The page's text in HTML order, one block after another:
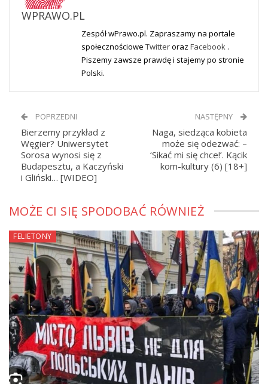
WPRAWO.PL
Zespół wPrawo.pl. Zapraszamy na portale
społecznościowe Twitteroraz Facebook .
Piszemy zawsze prawdę i stajemy po stronie
Polski.
POPRZEDNI
Bierzemy przykład z
Węgier? Uniwersytet
Sorosa wynosi się z
Budapesztu, a Kaczyński
i Gliński… [WIDEO]
NASTĘPNY
Naga, siedząca kobieta
może się odezwać: –
‘Sikać mi się chce!’. Kącik
kom-kultury (6) [18+]
MOŻE CI SIĘ SPODOBAĆ RÓWNIEŻ
FELIETONY